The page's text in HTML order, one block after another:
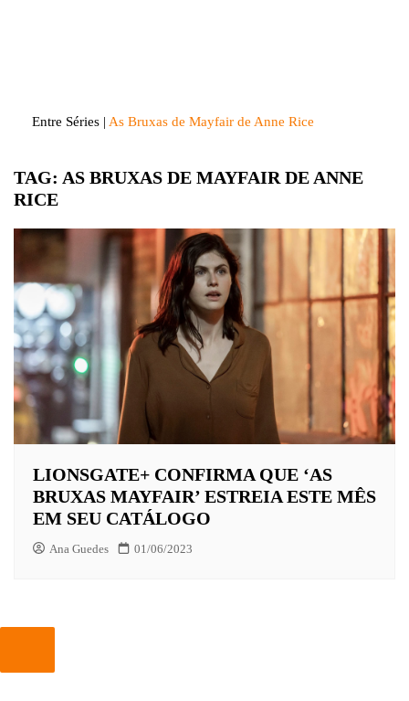
Entre Séries | As Bruxas de Mayfair de Anne Rice
TAG: AS BRUXAS DE MAYFAIR DE ANNE
RICE
LIONSGATE+ CONFIRMA QUE ‘AS
BRUXAS MAYFAIR’ ESTREIA ESTE MÊS
EM SEU CATÁLOGO
Ana Guedes 01/06/2023